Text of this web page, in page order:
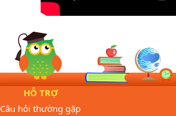
HỖ TRỢ
Câu hỏi thường gặp